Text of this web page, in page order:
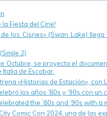
la Fiesta del Cine!
de los Cisnes» (Swan Lake)
2)
Octubre, se proyecta el
Italia de Escobar.
«Historias de Estación», con
los años ’80s y ’90s con
the ’80s and ’90s with
Comic Con 2024, una de las